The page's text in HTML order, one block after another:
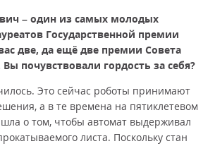
– один из самых молодых
Государственной премии
две, да ещё две премии Совета
почувствовали гордость за себя?
Это сейчас роботы принимают
а в те времена на пятиклетевом
о том, чтобы автомат выдерживал
листа. Поскольку стан